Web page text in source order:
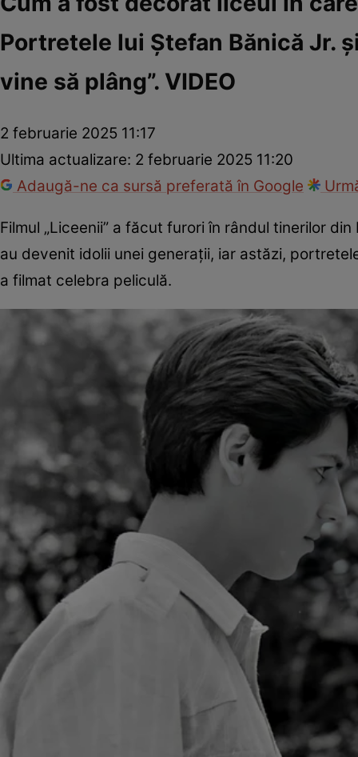
Portretele lui Ștefan Bănică Jr.
vine să plâng”. VIDEO
2 februarie 2025 11:17
Ultima actualizare: 2 februarie 2025 11:20
Adaugă-ne ca sursă preferată în Google
Filmul „Liceenii” a făcut furori în rândul tinerilor
au devenit idolii unei generații, iar astăzi,
a filmat celebra peliculă.